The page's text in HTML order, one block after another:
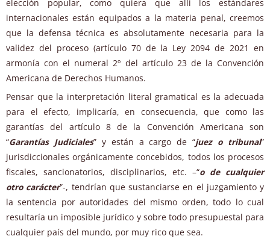
elección popular, como quiera que allí los estándares
internacionales están equipados a la materia penal, creemos
que la defensa técnica es absolutamente necesaria para la
validez del proceso (artículo 70 de la Ley 2094 de 2021 en
armonía con el numeral 2º del artículo 23 de la Convención
Americana de Derechos Humanos.
Pensar que la interpretación literal gramatical es la adecuada
para el efecto, implicaría, en consecuencia, que como las
garantías del artículo 8 de la Convención Americana son
“Garantías Judiciales” y están a cargo de “juez o tribunal”
jurisdiccionales orgánicamente concebidos, todos los procesos
fiscales, sancionatorios, disciplinarios, etc. –“o de cualquier
otro carácter”-, tendrían que sustanciarse en el juzgamiento y
la sentencia por autoridades del mismo orden, todo lo cual
resultaría un imposible jurídico y sobre todo presupuestal para
cualquier país del mundo, por muy rico que sea.